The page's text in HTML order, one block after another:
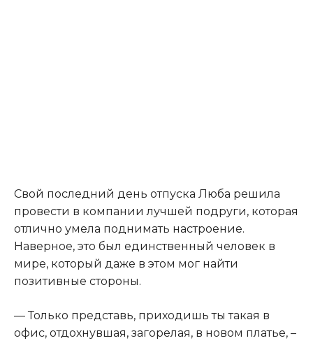
Свой последний день отпуска Люба решила
провести в компании лучшей подруги, которая
отлично умела поднимать настроение.
Наверное, это был единственный человек в
мире, который даже в этом мог найти
позитивные стороны.
— Только представь, приходишь ты такая в
офис, отдохнувшая, загорелая, в новом платье, –